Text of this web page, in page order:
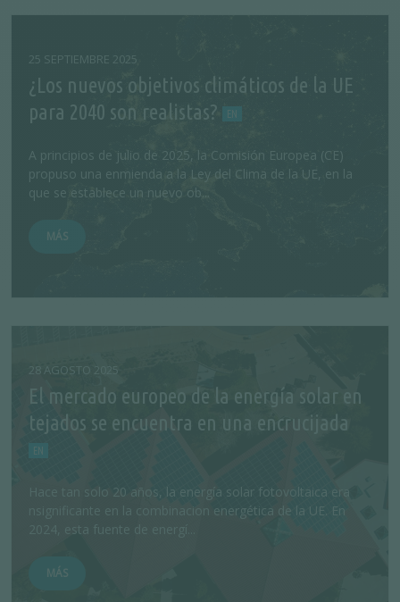
25 SEPTIEMBRE 2025
¿Los nuevos objetivos climáticos de la UE
para 2040 son realistas?
A principios de julio de 2025, la Comisión Europea (CE)
propuso una enmienda a la Ley del Clima de la UE, en la
que se establece un nuevo ob...
MÁS
28 AGOSTO 2025
El mercado europeo de la energía solar en
tejados se encuentra en una encrucijada
Hace tan solo 20 años, la energía solar fotovoltaica era
nsignificante en la combinacion energética de la UE. En
2024, esta fuente de energí...
MÁS